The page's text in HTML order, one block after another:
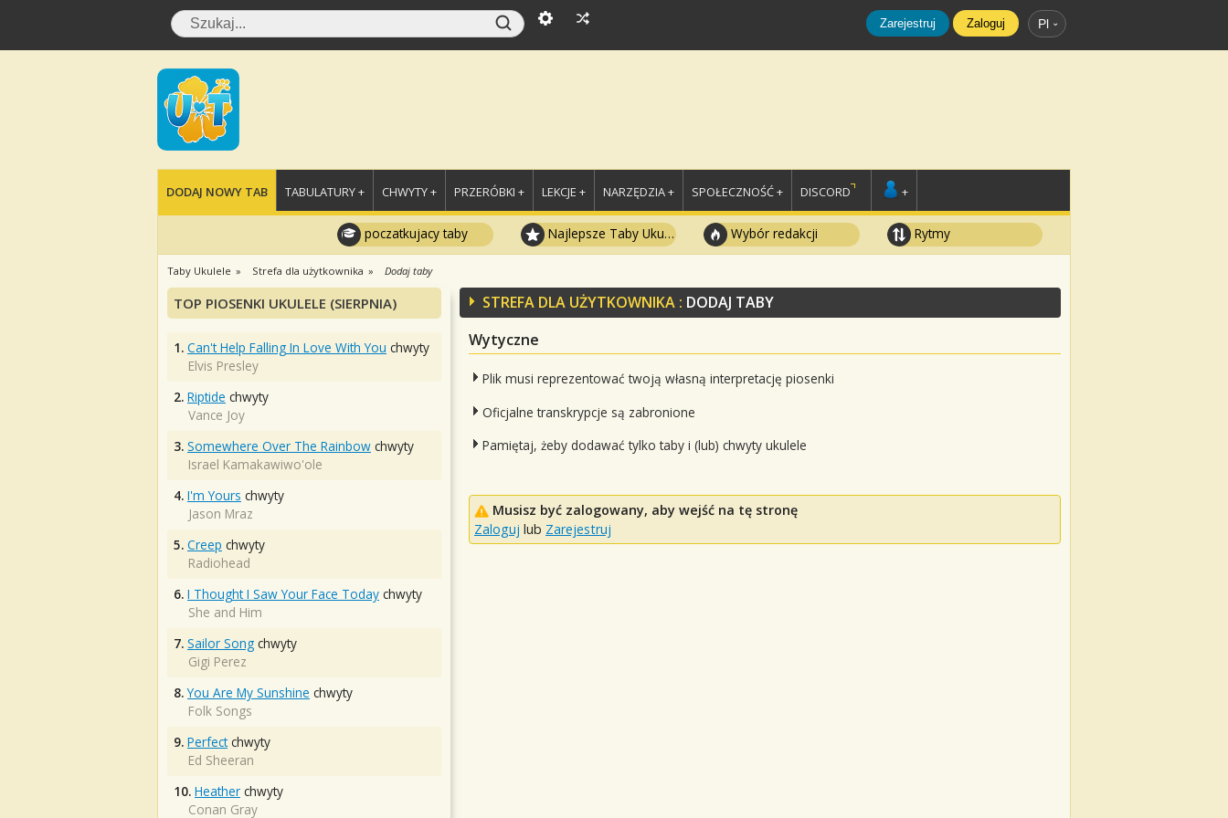
Zarejestruj Zaloguj Pl
DODAJ NOWY TAB TABULATURY + CHWYTY + PRZERÓBKI + LEKCJE + NARZĘDZIA + SPOŁECZNOŚĆ + DISCORD +
poczatkujacy taby Najlepsze Taby Ukulele Wybór redakcji Rytmy
Taby Ukulele Strefa dla użytkownika Dodaj taby
STREFA DLA UŻYTKOWNIKA : DODAJ TABY
Wytyczne
Plik musi reprezentować twoją własną interpretację piosenki
Oficjalne transkrypcje są zabronione
Pamiętaj, żeby dodawać tylko taby i (lub) chwyty ukulele
Musisz być zalogowany, aby wejść na tę stronę
Zaloguj lub Zarejestruj
TOP PIOSENKI UKULELE (SIERPNIA)
1. Can't Help Falling In Love With You chwyty
Elvis Presley
2. Riptide chwyty
Vance Joy
3. Somewhere Over The Rainbow chwyty
Israel Kamakawiwo'ole
4. I'm Yours chwyty
Jason Mraz
5. Creep chwyty
Radiohead
6. I Thought I Saw Your Face Today chwyty
She and Him
7. Sailor Song chwyty
Gigi Perez
8. You Are My Sunshine chwyty
Folk Songs
9. Perfectchwyty
Ed Sheeran
10. Heather chwyty
Conan Gray